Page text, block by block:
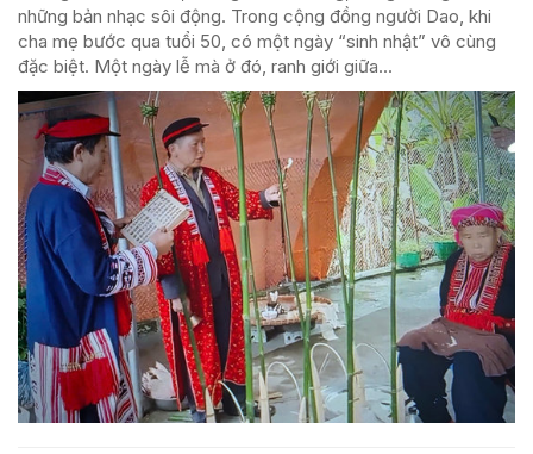
những bản nhạc sôi động. Trong cộng đồng người Dao, khi
cha mẹ bước qua tuổi 50, có một ngày “sinh nhật” vô cùng
đặc biệt. Một ngày lễ mà ở đó, ranh giới giữa...